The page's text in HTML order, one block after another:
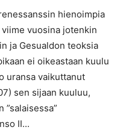
hienoimpia
vuosina jotenkin
ja Gesualdon teoksia
ei oikeastaan kuulu
uransa vaikuttanut
sen sijaan kuuluu,
”salaisessa”
II...